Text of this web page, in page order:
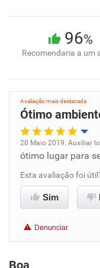
96%
Recomendaria a um
Avaliação mais destacada
Ótimo
Oportunidade de
Ambiente de
Benefícios
20 Maio 2019. Auxiliar
ótimo lugar para
Esta avaliação foi
Sim
Denunciar
Boa